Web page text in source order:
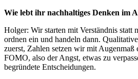
Wie lebt ihr nachhaltiges Denken im
Holger: Wir starten mit Verständnis statt
ordnen ein und handeln dann.
zuerst, Zahlen setzen wir mit Augenmaß
FOMO, also der Angst, etwas zu
begründete Entscheidungen.